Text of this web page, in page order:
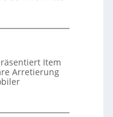
Item
Arretierung